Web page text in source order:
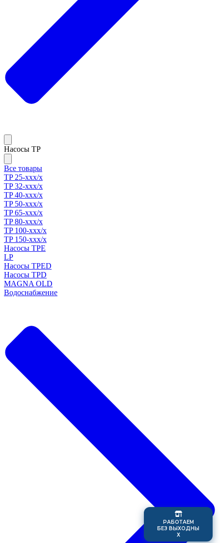
Насосы TP
Все товары
TP 25-xxx/x
TP 32-xxx/x
TP 40-xxx/x
TP 50-xxx/x
TP 65-xxx/x
TP 80-xxx/x
TP 100-xxx/x
TP 150-xxx/x
Насосы TPE
LP
Насосы TPED
Насосы TPD
MAGNA OLD
Водоснабжение
РАБОТАЕМ
БЕЗ ВЫХОДНЫ
Х